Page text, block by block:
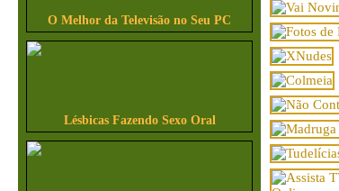
O Melhor da Televisão no Seu PC
Lésbicas Fazendo Sexo Oral